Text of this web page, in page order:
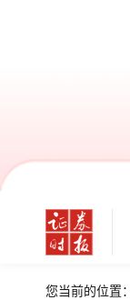
您当前的位置：